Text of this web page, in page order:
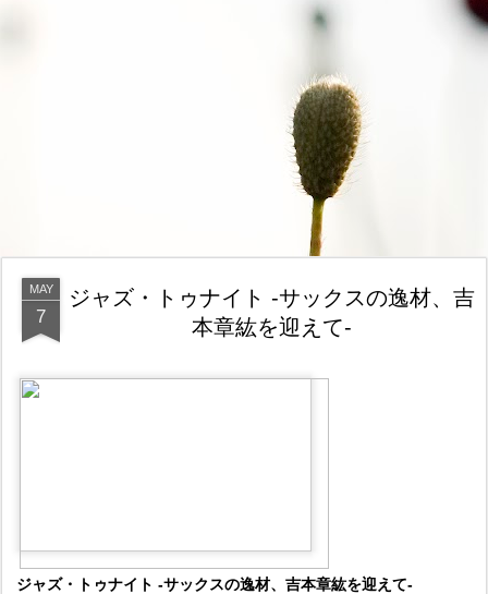
MAY
7
ジャズ・トゥナイト -サックスの逸材、吉
本章紘を迎えて-
ジャズ・トゥナイト -サックスの逸材、吉本章紘を迎えて-